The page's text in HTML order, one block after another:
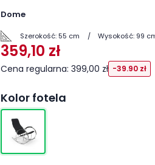
Dome
Szerokość:55 cm Wysokość: 99
359,10 zł
Cena regularna: 399,00 zł -39.90 zł
Kolor fotela